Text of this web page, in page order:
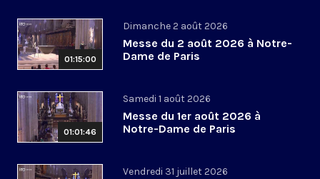
01:15:00
Dimanche 2 août 2026
Messe du 2 août 2026 à Notre-
Dame de Paris
01:01:46
Samedi 1 août 2026
Messe du 1er août 2026 à
Notre-Dame de Paris
Vendredi 31 juillet 2026